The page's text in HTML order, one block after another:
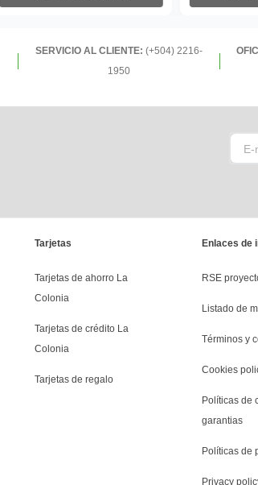
SERVICIO AL CLIENTE: (+504) 2216-
1950
Tarjetas
Tarjetas de ahorro La
Colonia
Tarjetas de crédito La
Colonia
Tarjetas de regalo
Enlaces de
RSE
Listado de
Términos y
Cookies
Políticas de
garantias
Políticas de
Privacy